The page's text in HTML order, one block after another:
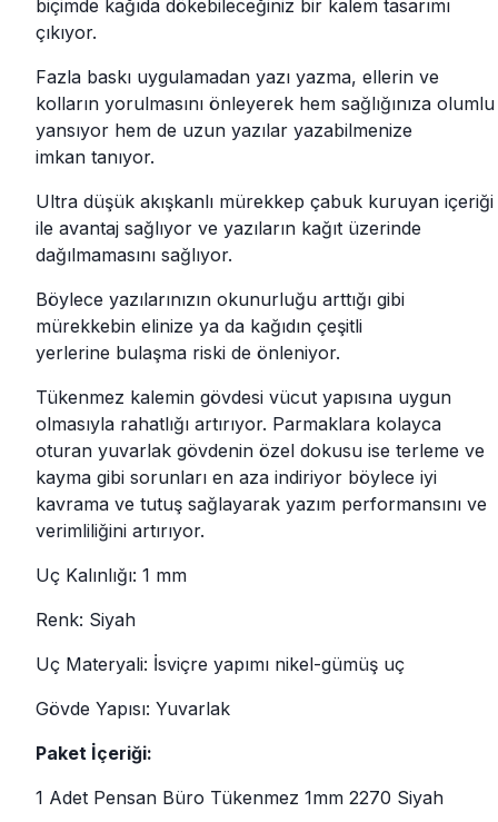
biçimde kağıda dökebileceğiniz bir kalem tasarımı
çıkıyor.
Fazla baskı uygulamadan yazı yazma, ellerin ve
kolların yorulmasını önleyerek hem sağlığınıza olumlu
yansıyor hem de uzun yazılar yazabilmenize
imkan tanıyor.
Ultra düşük akışkanlı mürekkep çabuk kuruyan içeriği
ile avantaj sağlıyor ve yazıların kağıt üzerinde
dağılmamasını sağlıyor.
Böylece yazılarınızın okunurluğu arttığı gibi
mürekkebin elinize ya da kağıdın çeşitli
yerlerine bulaşma riski de önleniyor.
Tükenmez kalemin gövdesi vücut yapısına uygun
olmasıyla rahatlığı artırıyor. Parmaklara kolayca
oturan yuvarlak gövdenin özel dokusu ise terleme ve
kayma gibi sorunları en aza indiriyor böylece iyi
kavrama ve tutuş sağlayarak yazım performansını ve
verimliliğini artırıyor.
Uç Kalınlığı: 1 mm
Renk: Siyah
Uç Materyali: İsviçre yapımı nikel-gümüş uç
Gövde Yapısı: Yuvarlak
Paket İçeriği:
1 Adet Pensan Büro Tükenmez 1mm 2270 Siyah